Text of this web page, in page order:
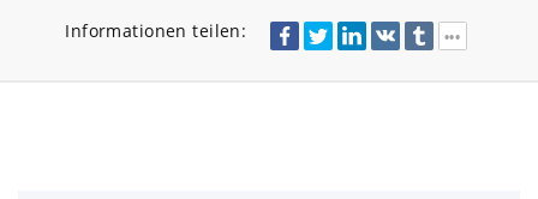
Informationen teilen: